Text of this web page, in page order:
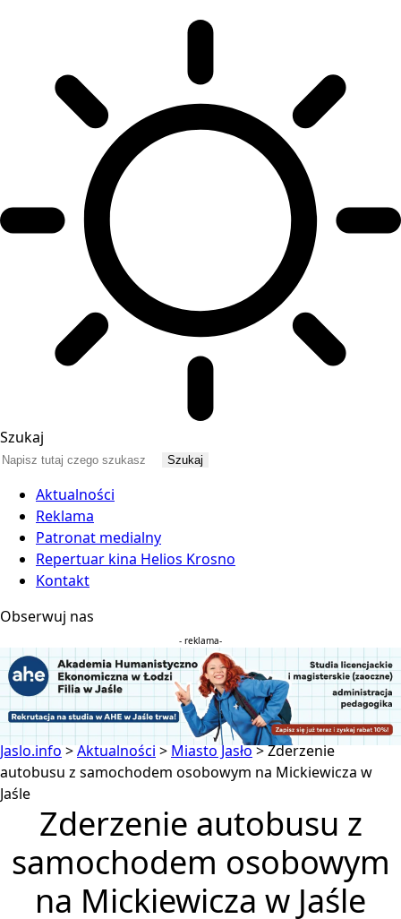
Szukaj
Aktualności
Reklama
Patronat medialny
Repertuar kina Helios Krosno
Kontakt
Obserwuj nas
- reklama-
Jaslo.info>Aktualności > Miasto Jasło>Zderzenie
autobusu z samochodem osobowym na Mickiewicza w
Jaśle
Zderzenie autobusu z
samochodem osobowym
na Mickiewicza w Jaśle